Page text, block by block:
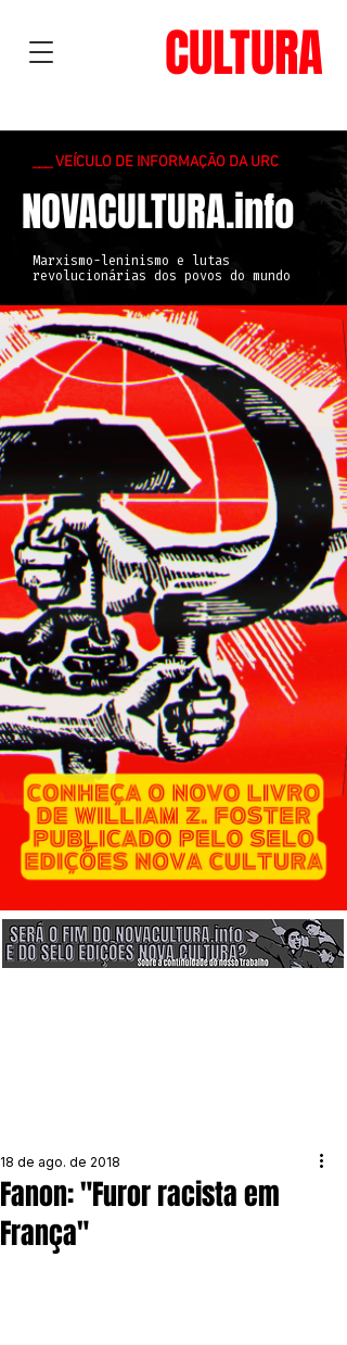
CULTURA
___ VEÍCULO DE INFORMAÇÃO DA URC
NOVACULTURA.info
Marxismo-leninismo e lutas
revolucionárias dos povos do mundo
Fanon: "Furor racista em
França"
18 de ago. de 2018